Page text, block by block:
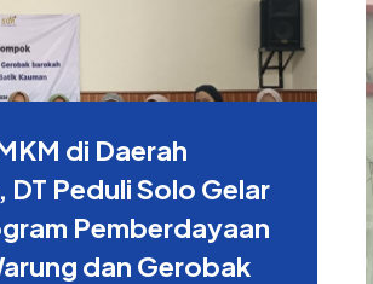
di Daerah
DT Peduli Solo Gelar
Pemberdayaan
dan Gerobak